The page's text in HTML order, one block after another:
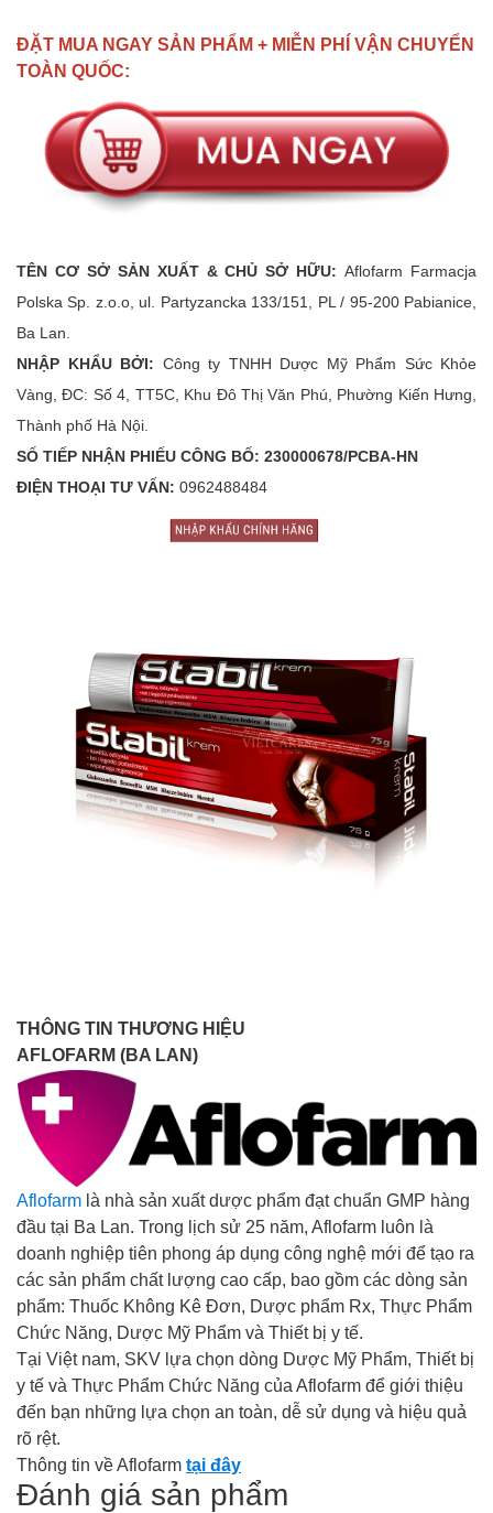
ĐẶT MUA NGAY SẢN PHẨM + MIỄN PHÍ VẬN CHUYỂN
TOÀN QUỐC:
TÊN CƠ SỞ SẢN XUẤT & CHỦ SỞ HỮU:Aflofarm Farmacja
Polska Sp. z.o.o, ul. Partyzancka 133/151, PL / 95-200 Pabianice,
Ba Lan.
NHẬP KHẨU BỞI: Công ty TNHH Dược Mỹ Phẩm Sức Khỏe
Vàng, ĐC: Số 4, TT5C, Khu Đô Thị Văn Phú, Phường Kiến Hưng,
Thành phố Hà Nội.
SỐ TIẾP NHẬN PHIẾU CÔNG BỐ: 230000678/PCBA-HN
ĐIỆN THOẠI TƯ VẤN: 0962488484
THÔNG TIN THƯƠNG HIỆU
AFLOFARM (BA LAN)
Aflofarm là nhà sản xuất dược phẩm đạt chuẩn GMP hàng
đầu tại Ba Lan. Trong lịch sử 25 năm, Aflofarm luôn là
doanh nghiệp tiên phong áp dụng công nghệ mới để tạo ra
các sản phẩm chất lượng cao cấp, bao gồm các dòng sản
phẩm: Thuốc Không Kê Đơn, Dược phẩm Rx, Thực Phẩm
Chức Năng, Dược Mỹ Phẩm và Thiết bị y tế.
Tại Việt nam, SKV lựa chọn dòng Dược Mỹ Phẩm, Thiết bị
y tế và Thực Phẩm Chức Năng của Aflofarm để giới thiệu
đến bạn những lựa chọn an toàn, dễ sử dụng và hiệu quả
rõ rệt.
Thông tin về Aflofarm tại đây
Đánh giá sản phẩm